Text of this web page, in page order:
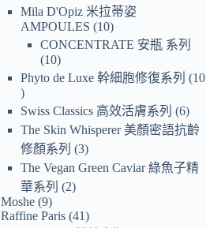
Mila D'Opiz 米拉蒂姿
AMPOULES
10
CONCENTRATE 安瓶 系列
10
Phyto de Luxe 幹細胞修復系列
10
Swiss Classics 高效活膚系列
6
The Skin Whisperer 美顏密語抗齡
修顏系列
3
The Vegan Green Caviar 綠魚子精
華系列
2
Moshe 9
Raffine Paris 41